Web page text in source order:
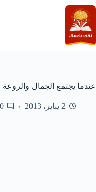
التجاوز
إلى
المحتوى
عندما يجتمع الجمال والروعة
2 يناير، 2013